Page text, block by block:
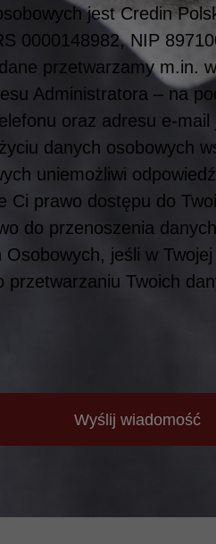
jest Credin
0000148982, NIP
przetwarzamy m.in.
Administratora – na
oraz adresu e-
danych osobowych
uniemożliwi
Ci prawo dostępu do
do przenoszenia
jeśli w
przetwarzaniu Twoich
Wyślij wiadomość